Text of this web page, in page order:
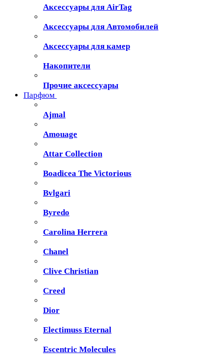
Аксессуары для AirTag
Аксессуары для Автомобилей
Аксессуары для камер
Накопители
Прочие аксессуары
Парфюм
Ajmal
Amouage
Attar Collection
Boadicea The Victorious
Bvlgari
Byredo
Carolina Herrera
Chanel
Clive Christian
Creed
Dior
Electimuss Eternal
Escentric Molecules